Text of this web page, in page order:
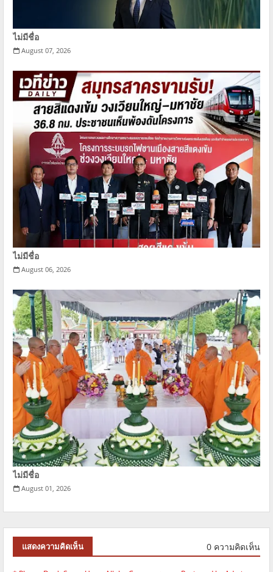
ไม่มีชื่อ
August 07, 2026
ไม่มีชื่อ
August 06, 2026
ไม่มีชื่อ
August 01, 2026
แสดงความคิดเห็น 0 ความคิดเห็น